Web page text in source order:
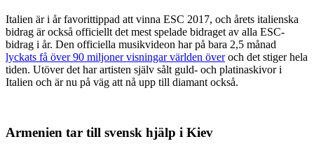
Italien är i år favorittippad att vinna ESC 2017, och årets italienska
bidrag är också officiellt det mest spelade bidraget av alla ESC-
bidrag i år. Den officiella musikvideon har på bara 2,5 månad
lyckats få över 90 miljoner visningar världen överoch det stiger hela
tiden. Utöver det har artisten själv sålt guld- och platinaskivor i
Italien och är nu på väg att nå upp till diamant också.
Armenien tar till svensk hjälp i Kiev